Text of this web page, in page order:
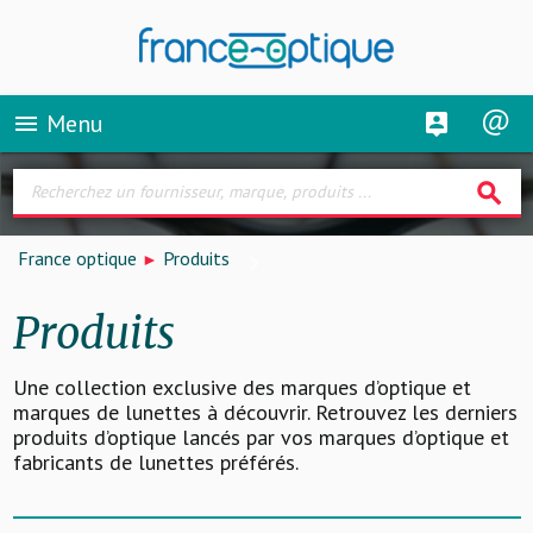
menu Menu
search
France optique Produits
Produits
Une collection exclusive des marques d’optique et
marques de lunettes à découvrir. Retrouvez les derniers
produits d’optique lancés par vos marques d’optique et
fabricants de lunettes préférés.